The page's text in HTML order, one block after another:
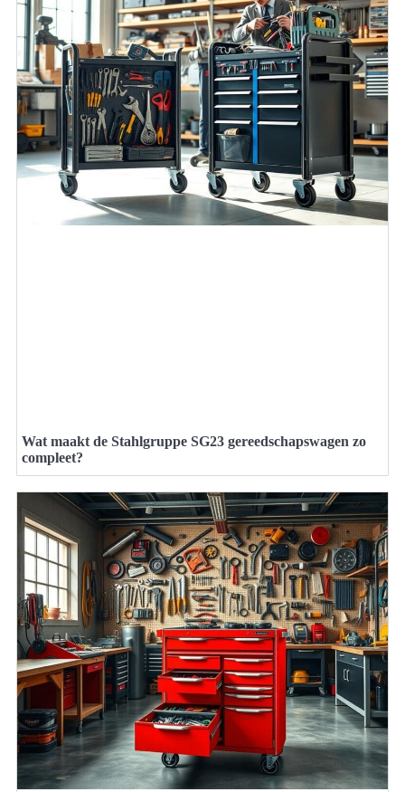
Wat maakt de Stahlgruppe SG23 gereedschapswagen zo
compleet?